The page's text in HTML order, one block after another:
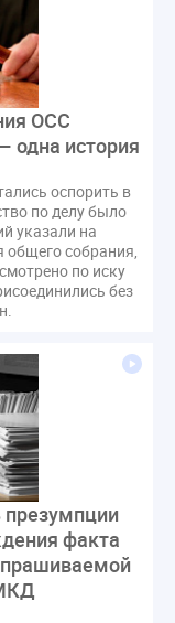
договора
рабочая группа
МКД
совет
ОСС
одна история
оспорить в
по делу было
указали на
общего собрания,
по иску
без
факта